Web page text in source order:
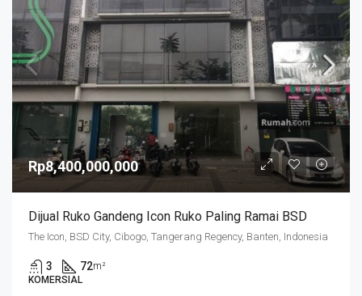
Rp8,400,000,000
Dijual Ruko Gandeng Icon Ruko Paling Ramai BSD
The Icon, BSD City, Cibogo, Tangerang Regency, Banten, Indonesia
3 72m²
KOMERSIAL